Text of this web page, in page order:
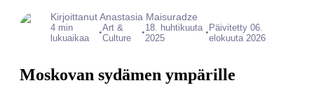
Kirjoittanut Anastasia Maisuradze
4 min
lukuaikaa
•Art &
Culture
•18. huhtikuuta
2025
• Päivitetty 06.
elokuuta 2026
Moskovan sydämen ympärille